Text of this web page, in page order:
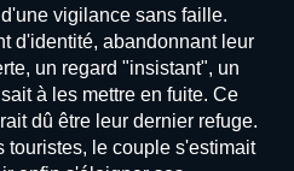
vigilance sans faille.
d'identité, abandonnant leur
un regard "insistant", un
à les mettre en fuite. Ce
dû être leur dernier refuge.
touristes, le couple s'estimait